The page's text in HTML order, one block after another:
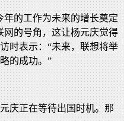
的工作为未来的增长奠定
网的号角，这让杨元庆觉得
时表示：“未来，联想将举
的成功。”
庆正在等待出国时机。那